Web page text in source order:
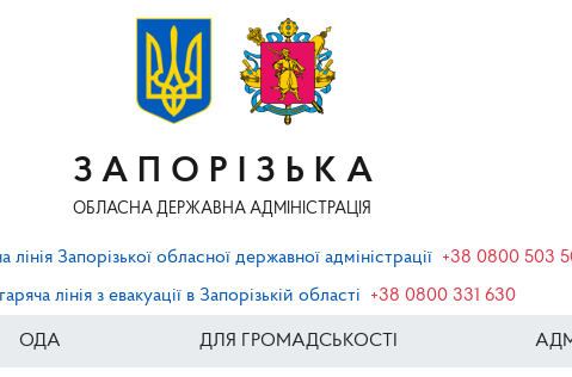
ЗАПОРІЗЬКА
ОБЛАСНА ДЕРЖАВНА АДМІНІСТРАЦІЯ
лінія Запорізької обласної державної адміністрації +38 0800 503
лінія з евакуації в Запорізькій області
+38 0800 331 630
ОДА ДЛЯ ГРОМАДСЬКОСТІ